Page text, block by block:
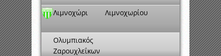
Λιμνοχώρι Λιμνοχωρίου
Ολυμπιακός
Ζαρουχλεΐκων